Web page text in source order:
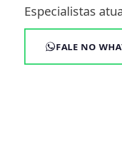
Especialistas
FALE NO